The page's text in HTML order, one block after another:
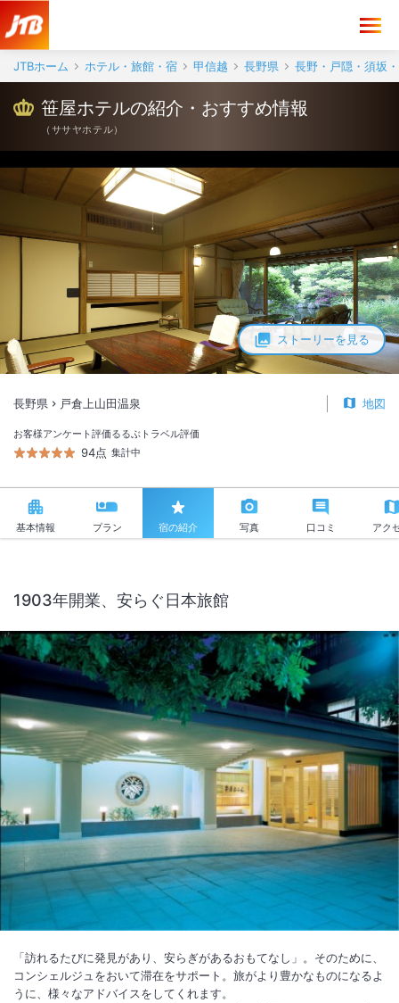
JTBホーム ホテル・旅館・宿 甲信越 長野県 長野・戸隠・須坂
ストーリーを見る
笹屋ホテルの紹介・おすすめ情報
（ ササヤホテル）
長野県 戸倉上山田温泉 地図
お客様アンケート評価
94点
るるぶトラベル評価
集計中
基本情報 プラン 宿の紹介 写真 口コミ アク
1 /10
外観
旅の案内役コンシェルジュがご相談を承っております。訪れる度に新し
い発見があり、心の安らぎがあるおもてなしを心がけております。
総客室数48室
INチェックイン
15:00/ OUT チェックアウト
10:00
1903年開業、安らぐ日本旅館
「訪れるたびに発見があり、安らぎがあるおもてなし」。そのために、
コンシェルジュをおいて滞在をサポート。旅がより豊かなものになるよ
うに、様々なアドバイスをしてくれます。